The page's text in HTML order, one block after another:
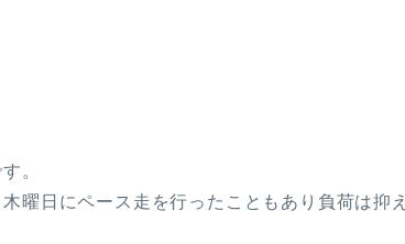
。
曜日にペース走を行ったこともあり負荷は抑え